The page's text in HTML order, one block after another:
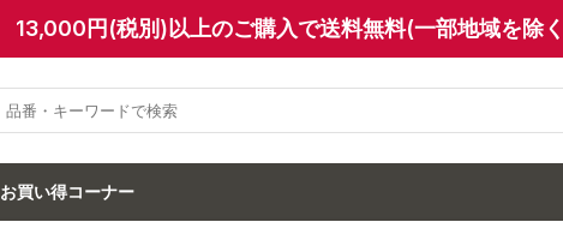
13,000円(税別)以上のご購入で送料無料(一部地域を除
お買い得コーナー